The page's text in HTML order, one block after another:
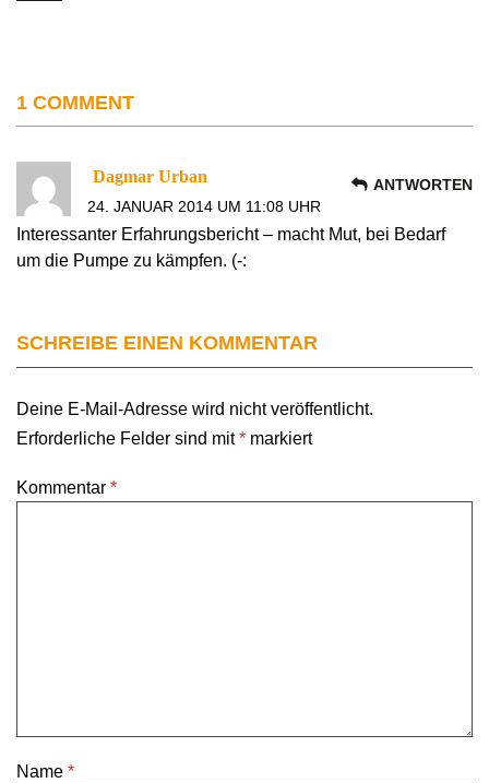
1 COMMENT
Dagmar Urban
24. JANUAR 2014 UM 11:08 UHR
Interessanter Erfahrungsbericht – macht Mut, bei Bedarf
um die Pumpe zu kämpfen. (-:
ANTWORTEN
SCHREIBE EINEN KOMMENTAR
Deine E-Mail-Adresse wird nicht veröffentlicht.
Erforderliche Felder sind mit* markiert
Kommentar *
Name *